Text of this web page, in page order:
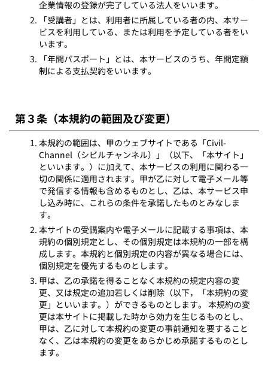
企業情報の登録が完了している法人をいいます。
「受講者」とは、利用者に所属している者の内、本サー
ビスを利用している、または利用を予定している者をい
います。
「年間パスポート」とは、本サービスのうち、年間定額
制による支払契約をいいます。
第３条（本規約の範囲及び変更）
本規約の範囲は、甲のウェブサイトである「Civil-
Channel（シビルチャンネル）」（以下、「本サイト」
といいます。）に加えて、本サービスの利用に関わる一
切の関係に適用されます。甲が乙に対して電子メール等
で発信する情報も含めるものとし、乙は、本サービス申
し込み時に、これらの条件を承諾したものとみなしま
す。
本サイトの受講案内や電子メールに記載する事項は、本
規約の個別規定とし、その個別規定は本規約の一部を構
成します。本規約と個別規定の内容が異なる場合には、
個別規定を優先するものとします。
甲は、乙の承諾を得ることなく本規約の規定内容の変
更、又は規定の追加若しくは削除（以下，「本規約の変
更」といいます。）ができるものとします。 本規約の変
更は本サイトに掲載した時から効力を生じるものとし、
甲は、乙に対して本規約の変更の事前通知を要すること
なく、乙は本規約の変更をあらかじめ承諾するものとし
ます。